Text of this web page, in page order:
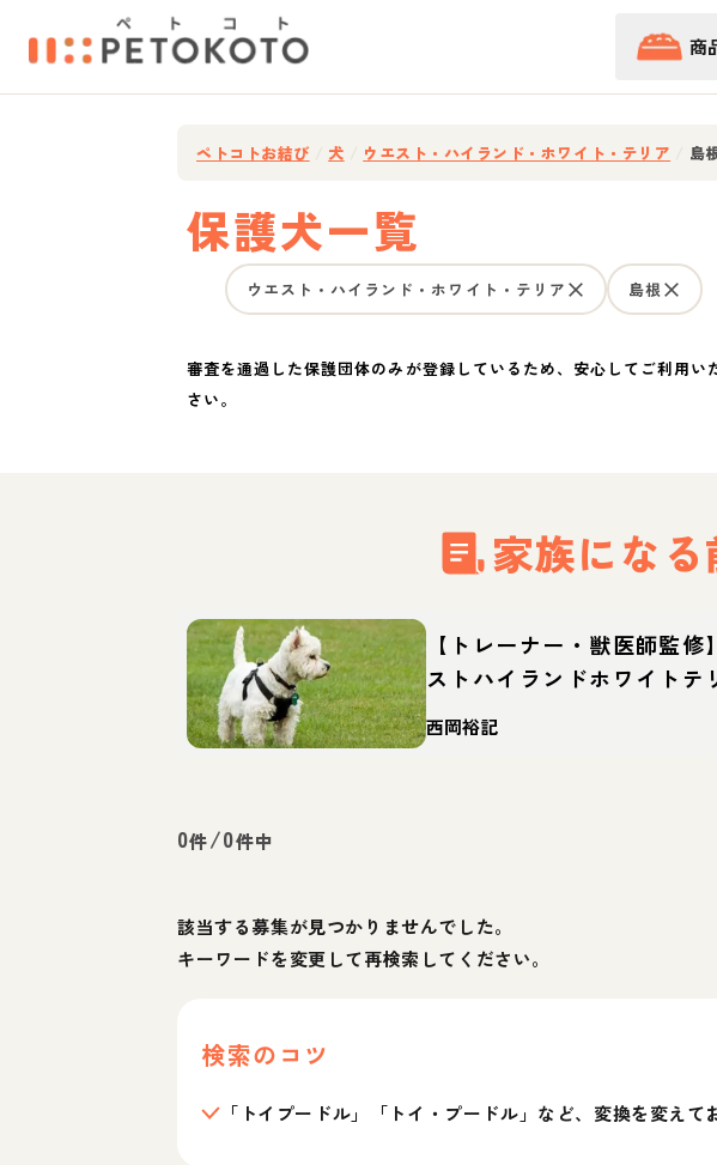
商
ペトコトお結び 犬 ウエスト・ハイランド・ホワイト・テリア 島
保護犬一覧
ウエスト・ハイランド・ホワイト・テリア 島根
審査を通過した保護団体のみが登録しているため、安心してご利用
さい。
家族にな
【トレーナー・獣医師監修
ストハイランドホワイトテ
（ウェスティ）ってどんな
格・特徴・育て方・迎え方
西岡裕記
0件/0件中
該当する募集が見つかりませんでした。
キーワードを変更して再検索してください。
検索のコツ
「トイプードル」「トイ・プードル」など、変換を変えて